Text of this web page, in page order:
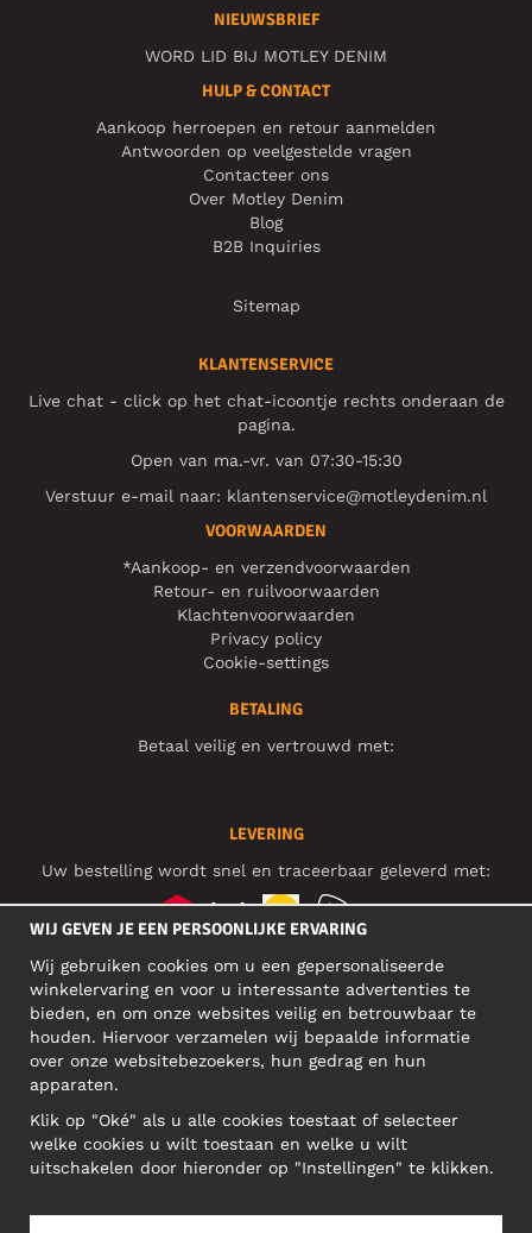
NIEUWSBRIEF
WORD LID BIJ MOTLEY DENIM
HULP & CONTACT
Aankoop herroepen en retour aanmelden
Antwoorden op veelgestelde vragen
Contacteer ons
Over Motley Denim
Blog
B2B Inquiries
Sitemap
KLANTENSERVICE
Live chat - click op het chat-icoontje rechts onderaan de
pagina.
Open van ma.-vr. van 07:30-15:30
Verstuur e-mail naar: klantenservice@motleydenim.nl
VOORWAARDEN
*Aankoop- en verzendvoorwaarden
Retour- en ruilvoorwaarden
Klachtenvoorwaarden
Privacy policy
Cookie-settings
BETALING
Betaal veilig en vertrouwd met:
LEVERING
Uw bestelling wordt snel en traceerbaar geleverd met:
SOCIAL MEDIA
BEDRIJFSADRES
Narva mnt 5, EE-10117 Tallinn
Reg: 12356245
WIJ GEVEN JE EEN PERSOONLIJKE ERVARING
Wij gebruiken cookies om u een gepersonaliseerde
winkelervaring en voor u interessante advertenties te
bieden, en om onze websites veilig en betrouwbaar te
houden. Hiervoor verzamelen wij bepaalde informatie
over onze websitebezoekers, hun gedrag en hun
apparaten.
Klik op "Oké" als u alle cookies toestaat of selecteer
welke cookies u wilt toestaan en welke u wilt
uitschakelen door hieronder op "Instellingen" te klikken.